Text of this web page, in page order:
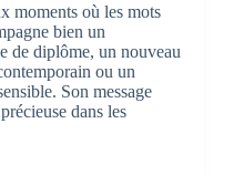
moments où les mots
bien un
de diplôme, un nouveau
ou un
Son message
dans les